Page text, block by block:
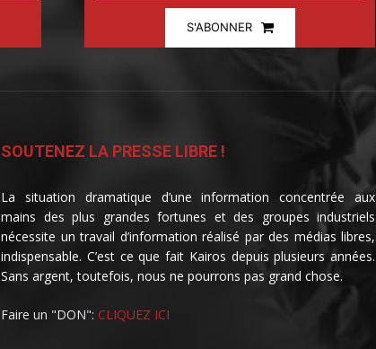
S'ABONNER
SOUTENEZ LA PRESSE LIBRE !
La situation dramatique d’une information concentrée aux
mains des plus grandes fortunes et des groupes industriels
nécessite un travail d’information réalisé par des médias libres,
indispensable. C’est ce que fait Kairos depuis plusieurs années.
Sans argent, toutefois, nous ne pourrons pas grand chose.
Faire un "DON": CLIQUEZ ICI